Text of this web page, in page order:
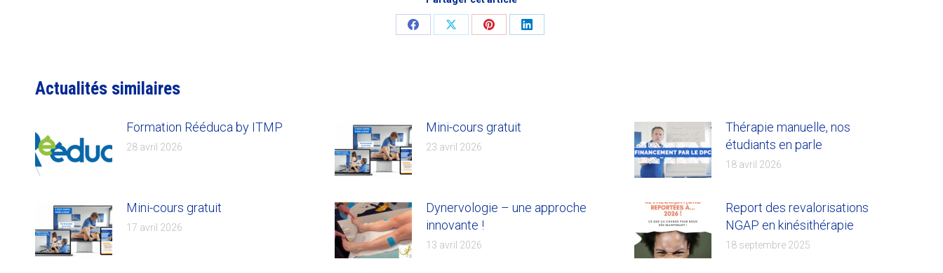
Share
Share
Share
Share
Actualités similaires
Formation Rééduca by ITMP
28 avril 2026
Mini-cours gratuit
23 avril 2026
Thérapie manuelle, nos
étudiants en parle
18 avril 2026
Mini-cours gratuit
17 avril 2026
Dynervologie – une approche
innovante !
13 avril 2026
Report des revalorisations
NGAP en kinésithérapie
18 septembre 2025